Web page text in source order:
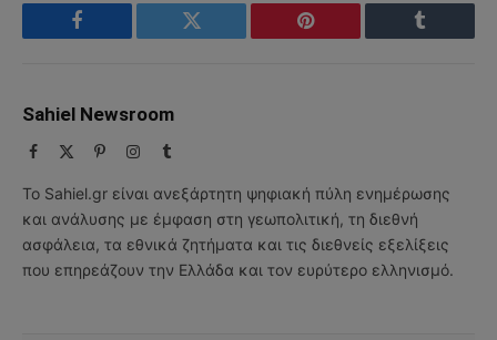
Facebook Twitter Pinterest Tumblr
Sahiel Newsroom
Facebook PinterestInstagram
Tumblr
Το Sahiel.gr είναι ανεξάρτητη ψηφιακή πύλη ενημέρωσης
και ανάλυσης με έμφαση στη γεωπολιτική, τη διεθνή
ασφάλεια, τα εθνικά ζητήματα και τις διεθνείς εξελίξεις
που επηρεάζουν την Ελλάδα και τον ευρύτερο ελληνισμό.